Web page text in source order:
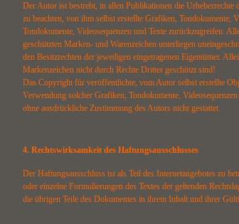
Der Autor ist bestrebt, in allen Publikationen die Urheberrechte
zu beachten, von ihm selbst erstellte Grafiken, Tondokumente,
Tondokumente, Videosequenzen und Texte zurückzugreifen.
geschützten Marken- und Warenzeichen unterliegen
den Besitzrechten der jeweiligen eingetragenen Eigentümer.
Markenzeichen nicht durch Rechte Dritter geschützt sind!
Das Copyright für veröffentlichte, vom Autor selbst erstellte
Verwendung solcher Grafiken, Tondokumente,
ohne ausdrückliche Zustimmung des Autors nicht gestattet.
4. Rechtswirksamkeit des Haftungsausschlusses
Der Haftungsausschluss ist als Teil des Internetangebotes zu
oder einzelne Formulierungen des Textes der geltenden
die übrigen Teile des Dokumentes in ihrem Inhalt und ihrer